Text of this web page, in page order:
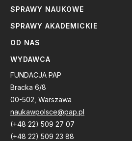
SPRAWY NAUKOWE
SPRAWY AKADEMICKIE
OD NAS
WYDAWCA
FUNDACJA PAP
Bracka 6/8
00-502, Warszawa
naukawpolsce@pap.pl
(+48 22) 509 27 07
(+48 22) 509 23 88